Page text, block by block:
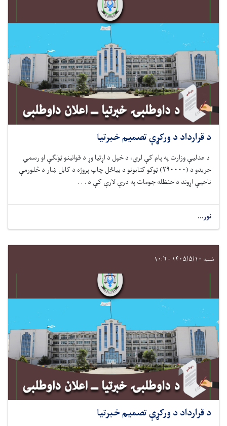
د قرارداد د ورکړې تصمیم خبرتیا
د عدلیې وزارت په پام کې لري، د خپل د اړتیا وړ د قوانینو ټولګې او رسمي
جریدو د (۲۹۰۰۰۰)ټوکو کتابونو د بیاځل چاپپروژه د کابل ښار دڅلورمې
ناحیې اړوند د حنظله جومات په درې لارې کې د . . .
نور...
شنبه ۱۴۰۵/۵/۱۰ - ۱۰:۶
د قرارداد د ورکړې تصمیم خبرتیا